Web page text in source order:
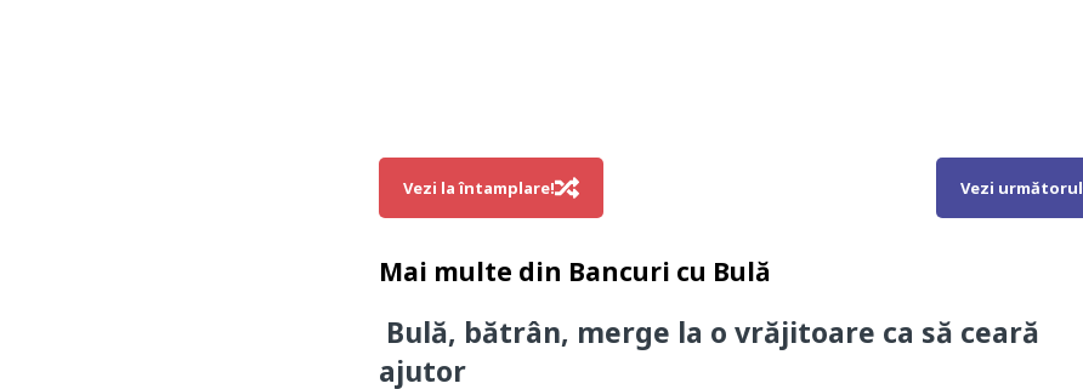
Vezi la întamplare! Vezi următorul
Mai multe din Bancuri cu Bulă
Bulă, bătrân, merge la o vrăjitoare ca să ceară
ajutor